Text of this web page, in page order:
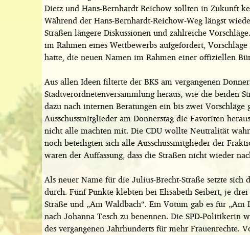
Dietz und Hans-Bernhardt Reichow sollten in Zukunft
Während derHans-Bernhardt-Reichow-Weg längst
Straßen längere Diskussionen und zahlreiche
im Rahmen eines Wettbewerbs aufgefordert,
hatte, die neuen Namen im Rahmen einer offiziellen
Aus allen Ideen filterte der BKS am vergangenen
Stadtverordnetenversammlung heraus, wie die beiden
dazu nach internen Beratungen ein bis zwei
Ausschussmitglieder am Donnerstag die Favoriten
nicht alle machten mit. Die CDU wollte Neutralität
noch beteiligten sich alle Ausschussmitglieder der
waren der Auffassung, dass die Straßen nicht wieder
Als neuer Name für die Julius-Brecht-Straße setzte
durch. Fünf Punkte klebten bei Elisabeth Seibert, je
Straße und „Am Waldbach“. Ein Votum gab es für
nach Johanna Tesch zu benennen. Die SPD-
des vergangenen Jahrhunderts für mehr Frauenrechte.